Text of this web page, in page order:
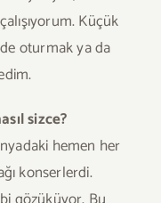
Küçük
oturmak ya da
sizce?
hemen her
konserlerdi.